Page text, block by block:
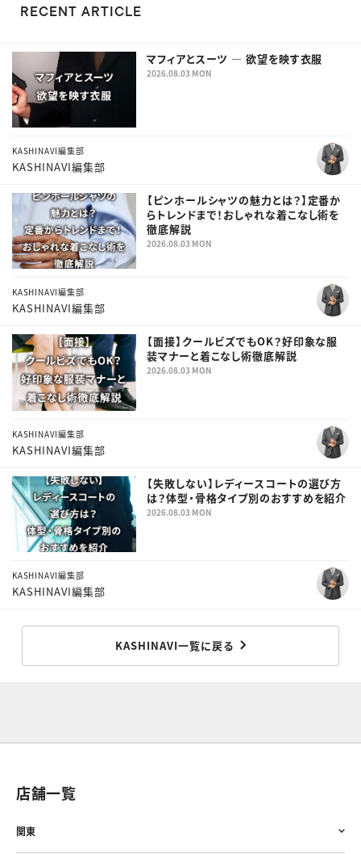
RECENT ARTICLE
マフィアとスーツ ― 欲望を映す衣服
2026.08.03 MON
KASHINAVI編集部
KASHINAVI編集部
【ピンホールシャツの魅力とは？】定番か
らトレンドまで！おしゃれな着こなし術を
徹底解説
2026.08.03 MON
KASHINAVI編集部
KASHINAVI編集部
【面接】クールビズでもOK？好印象な服
装マナーと着こなし術徹底解説
2026.08.03 MON
KASHINAVI編集部
KASHINAVI編集部
【失敗しない】レディースコートの選び方
は？体型・骨格タイプ別のおすすめを紹介
2026.08.03 MON
KASHINAVI編集部
KASHINAVI編集部
KASHINAVI一覧に戻る
店舗一覧
関東